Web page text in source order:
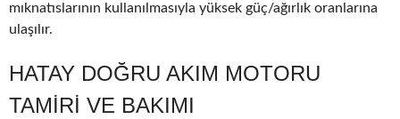
mıknatıslarının kullanılmasıyla yüksek güç/ağırlık oranlarına
ulaşılır.
HATAY DOĞRU AKIM MOTORU
TAMIRI VE BAKIMI